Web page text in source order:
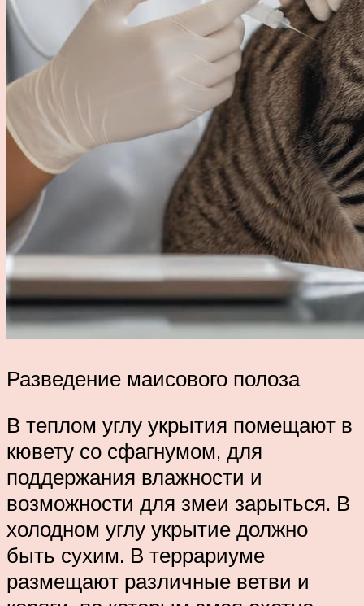
Разведение маисового полоза
В теплом углу укрытия помещают в
кювету со сфагнумом, для
поддержания влажности и
возможности для змеи зарыться. В
холодном углу укрытие должно
быть сухим. В террариуме
размещают различные ветви и